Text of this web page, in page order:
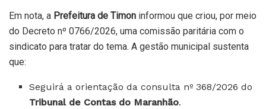
Em nota, a Prefeitura de Timon informou que criou, por meio
do Decreto nº 0766/2026, uma comissão paritária com o
sindicato para tratar do tema. A gestão municipal sustenta
que:
Seguirá a orientação da consulta nº 368/2026 do
Tribunal de Contas do Maranhão.